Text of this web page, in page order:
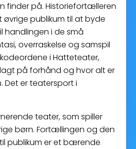
finder på. Historiefortælleren
øvrige publikum til at byde
handlingen i de små
overraskelse og samspil
i Hatteteater,
på forhånd og hvor alt er
Det er teatersport i
teater, som spiller
børn. Fortællingen og den
publikum er et bærende